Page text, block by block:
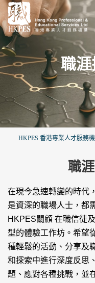
職
HKPES 香港專業人才服務
職
在現今急速轉變的時代
是資深的職場人士，都
HKPES關顧 在職信徒
型的體驗工作坊。希望
種輕鬆的活動、分享及
和探索中進行深度反思
題、應對各種挑戰，並